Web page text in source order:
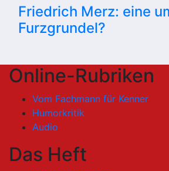
Friedrich Merz: eine
Furzgrundel?
Online-Rubriken
Vom Fachmann für Kenner
Humorkritik
Audio
Das Heft